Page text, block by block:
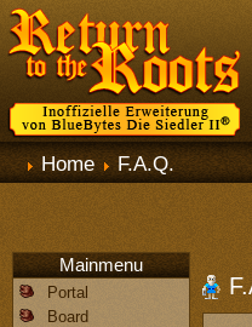
Home F.A.Q.
Mainmenu
Portal
Board